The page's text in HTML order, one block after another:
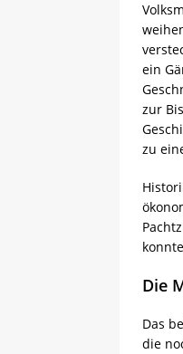
ein
zur
zu
Die
Das
die